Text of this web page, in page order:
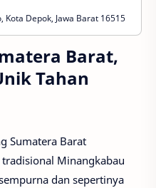
Kota Depok, Jawa Barat 16515
Barat,
Tahan
Sumatera Barat
Minangkabau
dan sepertinya